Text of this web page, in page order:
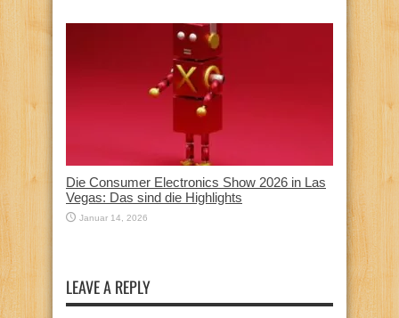
Die Consumer Electronics Show 2026 in Las
Vegas: Das sind die Highlights
Januar 14, 2026
LEAVE A REPLY